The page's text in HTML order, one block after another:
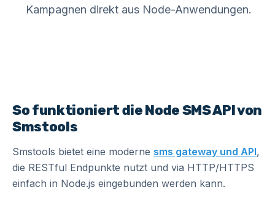
Kampagnen direkt aus Node-Anwendungen.
So funktioniert die Node SMS API von
Smstools
Smstools bietet eine moderne sms gateway und API,
die RESTful Endpunkte nutzt und via HTTP/HTTPS
einfach in Node.js eingebunden werden kann.